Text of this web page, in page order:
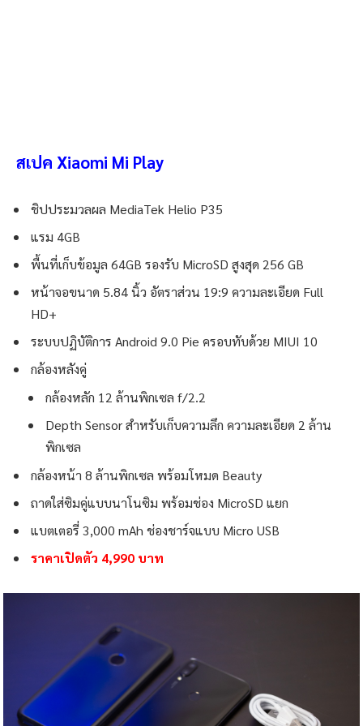
สเปค Xiaomi Mi Play
ชิปประมวลผล MediaTek Helio P35
แรม 4GB
พื้นที่เก็บข้อมูล 64GB รองรับ MicroSD สูงสุด 256 GB
หน้าจอขนาด 5.84 นิ้ว อัตราส่วน 19:9 ความละเอียด Full
HD+
ระบบปฏิบัติการ Android 9.0 Pie ครอบทับด้วย MIUI 10
กล้องหลังคู่
กล้องหลัก 12 ล้านพิกเซล f/2.2
Depth Sensor สำหรับเก็บความลึก ความละเอียด 2 ล้าน
พิกเซล
กล้องหน้า 8 ล้านพิกเซล พร้อมโหมด Beauty
ถาดใส่ซิมคู่แบบนาโนซิม พร้อมช่อง MicroSD แยก
แบตเตอรี่ 3,000 mAh ช่องชาร์จแบบ Micro USB
ราคาเปิดตัว 4,990 บาท